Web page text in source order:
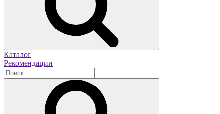
Каталог
Рекомендации